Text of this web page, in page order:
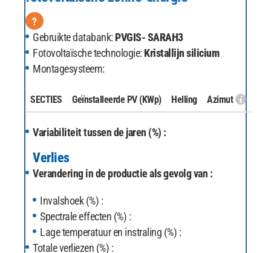
?
Gebruikte databank: PVGIS- SARAH3
Fotovoltaïsche technologie: Kristallijn silicium
Montagesysteem:
SECTIES Geïnstalleerde PV(KWp) Helling Azimut
Variabiliteit tussen de jaren (%) :
Verlies
Verandering in de productie als gevolg van :
Invalshoek (%) :
Spectrale effecten (%) :
Lage temperatuur en instraling (%) :
Totale verliezen (%) :